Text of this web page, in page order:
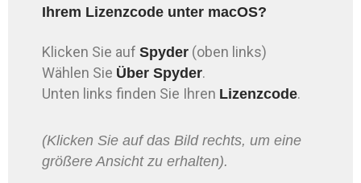
Ihrem Lizenzcode unter macOS?
Klicken Sie auf Spyder (oben links)
Wählen Sie Über Spyder.
Unten links finden Sie Ihren Lizenzcode.
(Klicken Sie auf das Bild rechts, um eine
größere Ansicht zu erhalten).